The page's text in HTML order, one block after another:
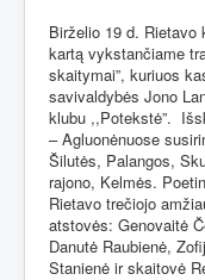
Birželio 19 d. Rietavo
kartą vykstančiame
skaitymai”, kuriuos
savivaldybės Jono
klubu ,,Potekstė”.
– Agluonėnuose
Šilutės, Palangos,
rajono, Kelmės.
Rietavo trečiojo
atstovės: Genovaitė
Danutė Raubienė,
Stanienė ir skaitovė